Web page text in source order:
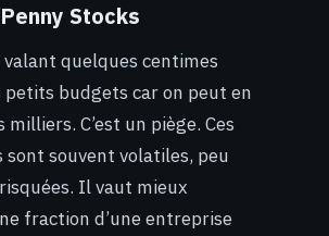
Stocks
valant quelques centimes
budgets car on peut en
C’est un piège. Ces
souvent volatiles, peu
Il vaut mieux
fraction d’une entreprise